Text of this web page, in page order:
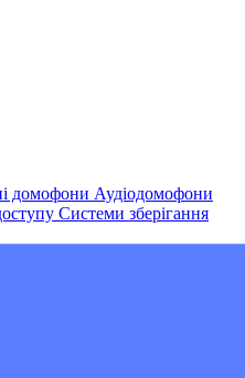
домофони Аудіодомофони
Системи зберігання